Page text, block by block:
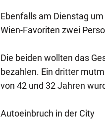
Ebenfalls am Dienstag
Wien-Favoriten zwei
Die beiden wollten das
bezahlen. Ein dritter
von 42 und 32 Jahren
Autoeinbruch in der City